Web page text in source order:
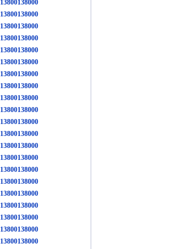
13800138000
13800138000
13800138000
13800138000
13800138000
13800138000
13800138000
13800138000
13800138000
13800138000
13800138000
13800138000
13800138000
13800138000
13800138000
13800138000
13800138000
13800138000
13800138000
13800138000
13800138000